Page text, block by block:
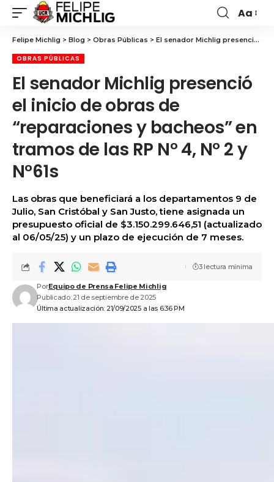
Aa
Felipe Michlig > Blog > Obras Públicas > El senador Michlig presenció el inicio de obras de “reparaciones y bacheos” en tramos de las RP N° 4, N° 2 y N°61s
OBRAS PÚBLICAS
El senador Michlig presenció
el inicio de obras de
“reparaciones y bacheos” en
tramos de las RP N° 4, N° 2 y
N°61s
Las obras que beneficiará a los departamentos 9 de
Julio, San Cristóbal y San Justo, tiene asignada un
presupuesto oficial de $3.150.299.646,51 (actualizado
al 06/05/25) y un plazo de ejecución de 7 meses.
Última actualización: 21/09/2025 a las 6:36 PM
PorEquipo de Prensa Felipe Michlig
Publicado: 21 de septiembre de 2025
3 lectura mínima